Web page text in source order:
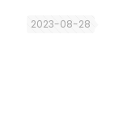
2023-08-28